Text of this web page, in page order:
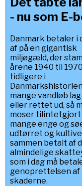
- nu som E-
Danmark betaler i
af på en gigantisk
miljøgæld, der
årene 1940 til
tidligere i
mange vandløb
eller rettet ud, så
moser tilintetgjort
mange enge og
udtørret og
sammen betalt af
almindelige
som i dag må
genoprettelsen af
skaderne.